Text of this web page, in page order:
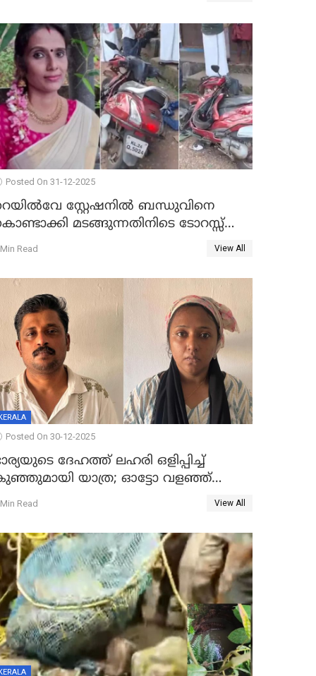
Posted On 31-12-2025
സ്റ്റേഷനിൽ ബന്ധുവിനെ
മടങ്ങുന്നതിനിടെ ടോറസ്സ്
സ്കൂട്ടറിൽ ഇടിച്ചു : യുവതിക്ക്
Read View All
KERALA
Posted On 30-12-2025
ദേഹത്ത് ലഹരി ഒളിപ്പിച്ച്
യാത്ര; ഓട്ടോ വളഞ്ഞ്
പിടികൂടി പൊലീസ്
Read View All
KERALA